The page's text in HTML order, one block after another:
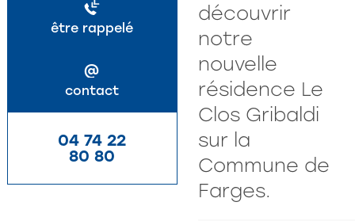
être rappelé
@
contact
04 74 22
80 80
découvrir
notre
nouvelle
résidence Le
Clos Gribaldi
sur la
Commune de
Farges.